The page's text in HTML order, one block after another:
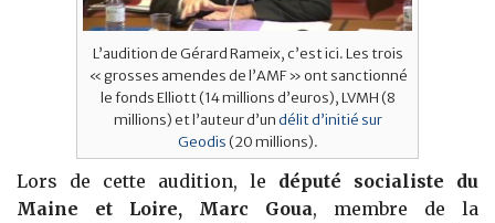
L’audition de Gérard Rameix, c’est ici. Les trois
« grosses amendes de l’AMF » ont sanctionné
le fonds Elliott (14 millions d’euros), LVMH (8
millions) et l’auteur d’undélit d’initié sur
Geodis (20 millions).
Lors de cette audition, le député socialiste du
Maine et Loire, Marc Goua, membre de la